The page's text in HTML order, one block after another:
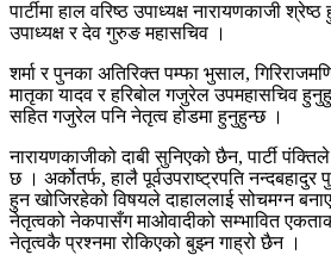
पार्टीमा हाल वरिष्ठ उपाध्यक्ष नारायणकाजी
उपाध्यक्ष र देव गुरुङ महासचिव ।
शर्मा र पुनका अतिरिक्त पम्फा भुसाल,
मातृका यादव र हरिबोल गजुरेल उपमहासचिव
सहित गजुरेल पनि नेतृत्व होडमा हुनुहुन्छ ।
नारायणकाजीको दाबी सुनिएको छैन, पार्टी
छ । अर्कोतर्फ, हालै पूर्वउपराष्ट्रपति नन्दबहादुर
हुन खोजिरहेको विषयले दाहाललाई सोचमग्न
नेतृत्वको नेकपासँग माओवादीको सम्भावित
नेतृत्वकै प्रश्नमा रोकिएको बुझ्न गाह्रो छैन ।